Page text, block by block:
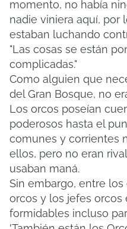
momento, no había
nadie viniera aquí, por
estaban luchando
"Las cosas se están
complicadas."
Como alguien que
del Gran Bosque, no
Los orcos poseían
poderosos hasta el
comunes y corrientes
ellos, pero no eran
usaban maná.
Sin embargo, entre
orcos y los jefes orcos
formidables incluso